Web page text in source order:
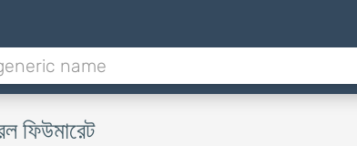
ফিউমারেট